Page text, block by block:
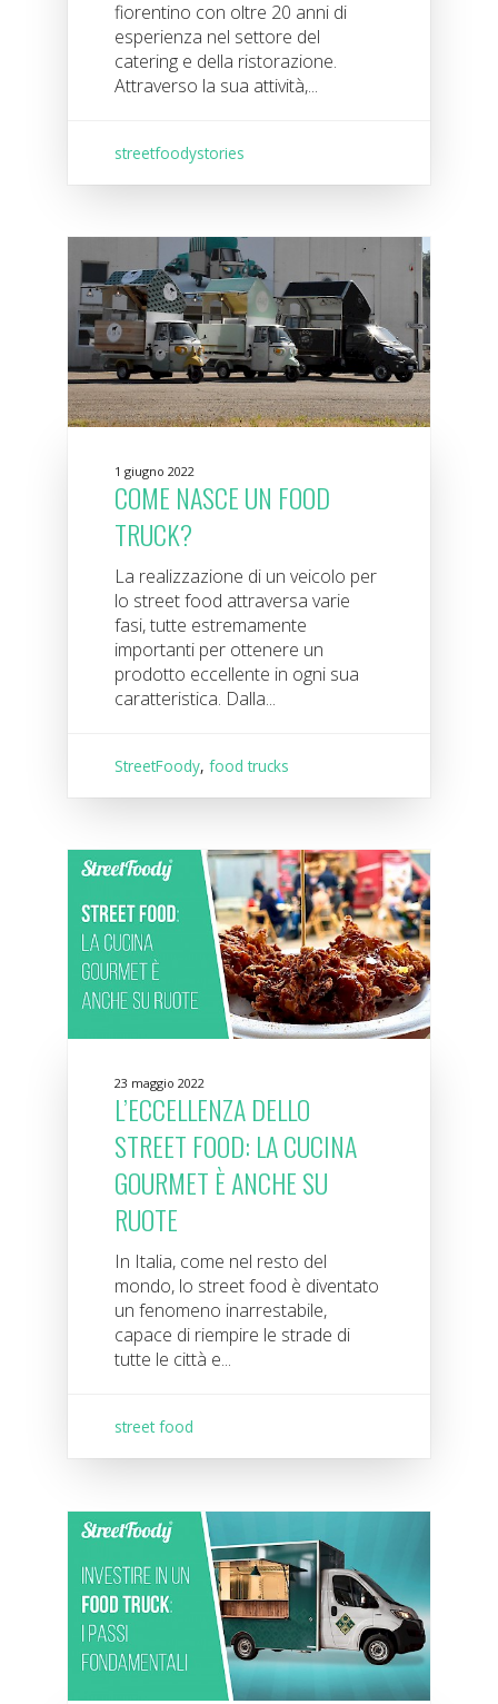
fiorentino con oltre 20 anni di
esperienza nel settore del
catering e della ristorazione.
Attraverso la sua attività,...
streetfoodystories
1 giugno 2022
COME NASCE UN FOOD
TRUCK?
La realizzazione di un veicolo per
lo street food attraversa varie
fasi, tutte estremamente
importanti per ottenere un
prodotto eccellente in ogni sua
caratteristica. Dalla...
StreetFoody,food trucks
23 maggio 2022
L’ECCELLENZA DELLO
STREET FOOD: LA CUCINA
GOURMET È ANCHE SU
RUOTE
In Italia, come nel resto del
mondo, lo street food è diventato
un fenomeno inarrestabile,
capace di riempire le strade di
tutte le città e...
street food